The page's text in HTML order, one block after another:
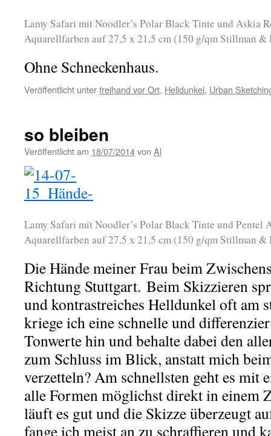
Lamy Safari mit Noodler’s Polar Black Tinte und Askia
Aquarellfarben auf 27,5 x 21,5 cm (150 g/qm Stillman
Ohne Schneckenhaus.
Veröffentlicht unterfreihand vor Ort, Helldunkel, Urban
so bleiben
Veröffentlicht am 18/07/2014von Al
Lamy Safari mit Noodler’s Polar Black Tinte und Pentel
Aquarellfarben auf 27,5 x 21,5 cm (150 g/qm Stillman
Die Hände meiner Frau beim
Richtung Stuttgart. Beim Skizzieren
und kontrastreiches Helldunkel oft am
kriege ich eine schnelle und
Tonwerte hin und behalte dabei den
zum Schluss im Blick, anstatt mich
verzetteln? Am schnellsten geht es mit
alle Formen möglichst direkt in einem
läuft es gut und die Skizze überzeugt
fange ich meist an zu schraffieren und